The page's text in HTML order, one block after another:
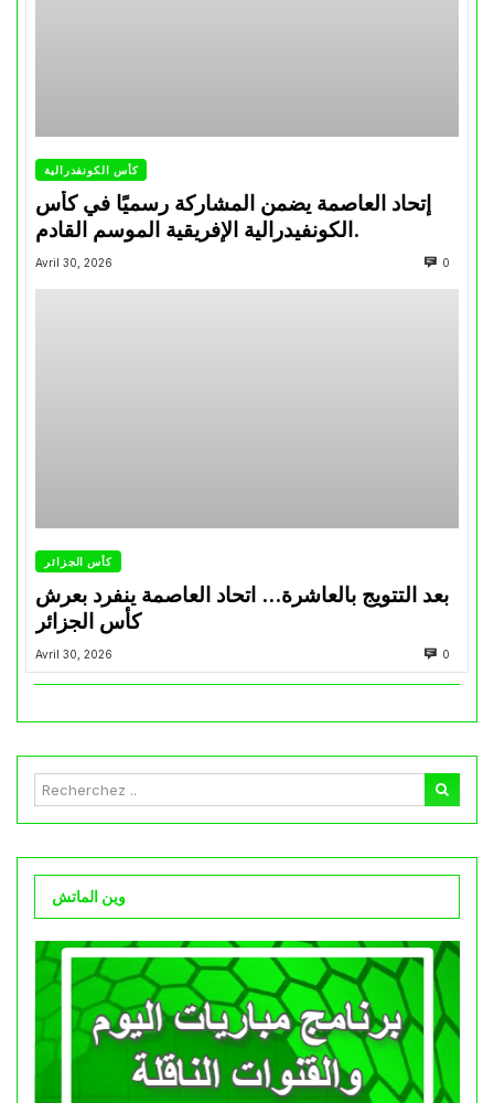
كأس الكونفدرالية
إتحاد العاصمة يضمن المشاركة رسميًا في كأس
الكونفيدرالية الإفريقية الموسم القادم.
Avril 30, 2026 0
كأس الجزائر
بعد التتويج بالعاشرة… اتحاد العاصمة ينفرد بعرش
كأس الجزائر
Avril 30, 2026 0
وين الماتش